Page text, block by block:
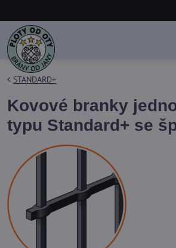
STANDARD+
Kovové branky
typu Standard+ se